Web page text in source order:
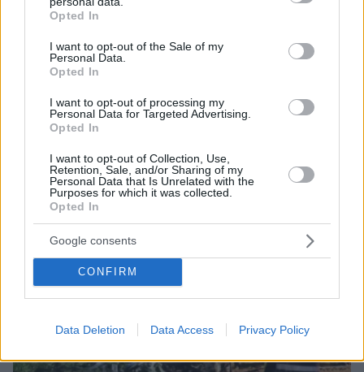
grant or deny consent to Google and its third-party tags to
use your data for below specified purposes in below Google
consent section.
Opted In
I want to opt-out of the Sale of my
Personal Data.
Opted In
I want to opt-out of processing my
Personal Data for Targeted Advertising.
Opted In
I want to opt-out of Collection, Use,
Retention, Sale, and/or Sharing of my
Personal Data that Is Unrelated with the
Purposes for which it was collected.
Opted In
Google consents
CONFIRM
Data Deletion Data Access Privacy Policy
Σχετικά Άρθρα
και μάθετε πρώτοι όλες τις ειδήσεις
και τον Κόσμο, τη στιγμή που συμβαίνουν, στο
Protothema.gr